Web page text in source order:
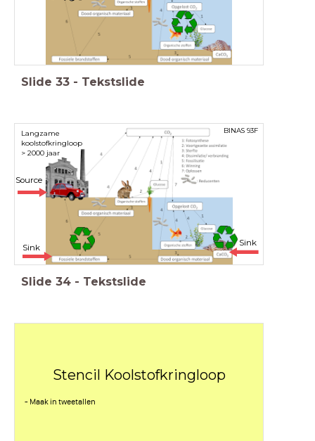
Slide 33 - Tekstslide
Sink
Langzame
koolstofkringloop
> 2000 jaar
Sink
Source
BINAS 93F
Slide 34 - Tekstslide
Stencil Koolstofkringloop
- Maak in tweetallen